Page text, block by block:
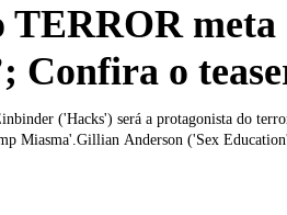
TERROR meta
Confira o
('Hacks') será a protagonista do
Miasma'.Gillian Anderson ('Sex